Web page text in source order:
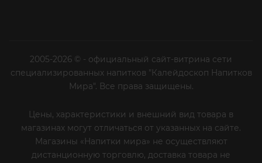
2005-2026 © - официальный сайт-витрина сети
специализированных напитков "Калейдоскоп Напитков
Мира". Все права защищены.
Цены, характеристики и внешний вид товара в
магазинах могут отличаться от указанных на сайте.
Магазины «Напитки мира» не осуществляют
дистанционную торговлю, доставка товара не